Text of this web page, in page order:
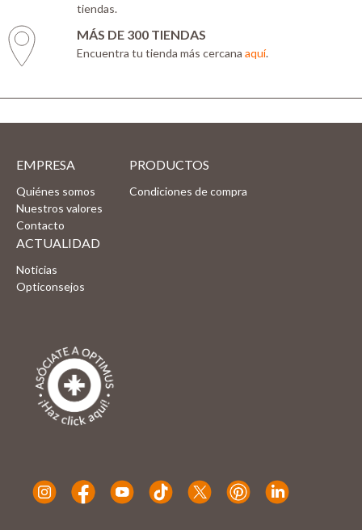
tiendas.
MÁS DE 300 TIENDAS
Encuentra tu tienda más cercana aquí.
EMPRESA
Quiénes somos
Nuestros valores
Contacto
PRODUCTOS
Condiciones de compra
ACTUALIDAD
Noticias
Opticonsejos